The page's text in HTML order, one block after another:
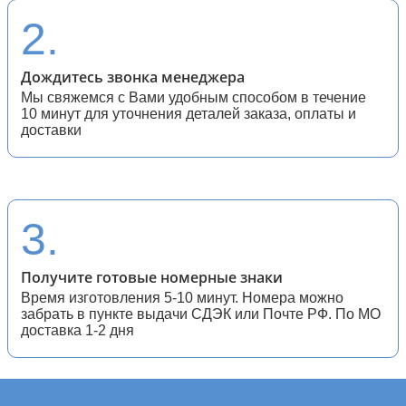
2.
Дождитесь звонка менеджера
Мы свяжемся с Вами удобным способом в течение
10 минут для уточнения деталей заказа, оплаты и
доставки
3.
Получите готовые номерные знаки
Время изготовления 5-10 минут. Номера можно
забрать в пункте выдачи СДЭК или Почте РФ. По МО
доставка 1-2 дня